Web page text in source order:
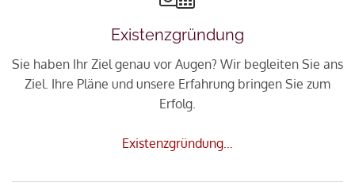
Existenzgründung
Sie haben Ihr Ziel genau vor Augen? Wir begleiten Sie ans
Ziel. Ihre Pläne und unsere Erfahrung bringen Sie zum
Erfolg.
Existenzgründung…